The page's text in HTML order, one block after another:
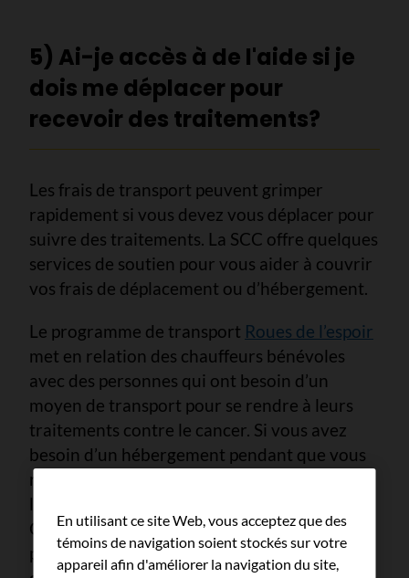
5) Ai-je accès à de l'aide si je
dois me déplacer pour
recevoir des traitements?
Les frais de transport peuvent grimper
rapidement si vous devez vous déplacer pour
suivre des traitements. La SCC offre quelques
services de soutien pour vous aider à couvrir
vos frais de déplacement ou d’hébergement.
Le programme de transport Roues de l’espoir
met en relation des chauffeurs bénévoles
avec des personnes qui ont besoin d’un
moyen de transport pour se rendre à leurs
traitements contre le cancer. Si vous avez
besoin d’un hébergement pendant que vous
recevez des traitements, la SCC offre des
lieux de séjour abordables et confortables.
Cesmaisons d’hébergementsont situées à
proximité des centres de traitement du
En utilisant ce site Web, vous acceptez que des
témoins de navigation soient stockés sur votre
appareil afin d'améliorer la navigation du site,